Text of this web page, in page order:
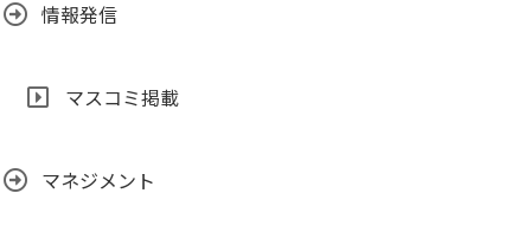
情報発信
マスコミ掲載
マネジメント